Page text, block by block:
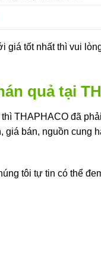
giá tốt nhất thì vui
quả tại
THAPHACO đã
giá bán, nguồn cung
tôi tự tin có thể